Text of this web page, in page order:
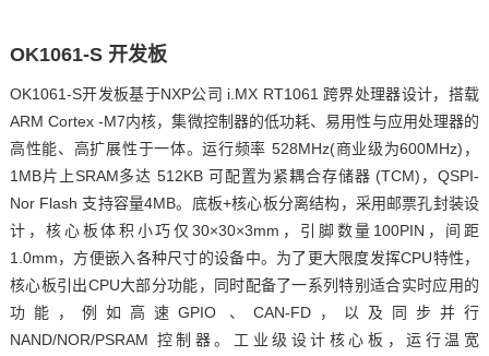
OK1061-S 开发板
OK1061-S开发板基于NXP公司 i.MX RT1061 跨界处理器设计，搭载
ARM Cortex -M7内核，集微控制器的低功耗、易用性与应用处理器的
高性能、高扩展性于一体。运行频率 528MHz(商业级为600MHz)，
1MB片上SRAM多达 512KB 可配置为紧耦合存储器 (TCM)，QSPI-
Nor Flash 支持容量4MB。底板+核心板分离结构，采用邮票孔封装设
计，核心板体积小巧仅30×30×3mm， 引脚 数量100PIN，间距
1.0mm，方便嵌入各种尺寸的设备中。为了更大限度发挥CPU特性，
核心板引出CPU大部分功能，同时配备了一系列特别适合实时应用的
功能，例如高速 GPIO 、CAN-FD，以及同步并行
NAND/NOR/PSRAM 控制器。工业级设计核心板，运行温宽